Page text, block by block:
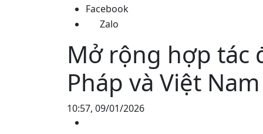
Facebook
Zalo
Mở rộng hợp tác
Pháp và Việt Nam
10:57, 09/01/2026